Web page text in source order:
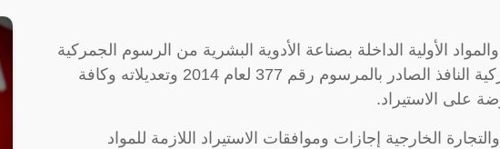
والمواد الأولية الداخلة بصناعة الأدوية البشرية من الرسوم الجمركية
المحددة في جدول التعريفة الجمركية النافذ الصادر بالمرسوم رقم 377 لعام 2014 وتعديلاته وكافة
على الاستيراد.
والتجارة الخارجية إجازات وموافقات الاستيراد اللازمة للمواد